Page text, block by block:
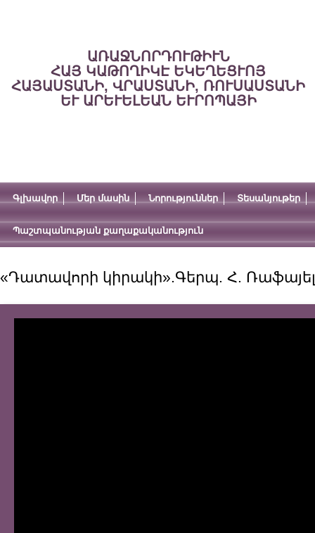
ԱՌԱՋՆՈՐԴՈՒԹԻՒՆ
ՀԱՅ ԿԱԹՈՂԻԿԷ ԵԿԵՂԵՑՒՈՅ
ՀԱՅԱՍՏԱՆԻ, ՎՐԱՍՏԱՆԻ, ՌՈՒՍԱՍՏԱՆԻ
ԵՒ ԱՐԵՒԵԼԵԱՆ ԵՒՐՈՊԱՅԻ
Գլխավոր Մեր մասին Նորություններ Տեսանյութեր
Պաշտպանության քաղաքականություն
«Դատավորի կիրակի».Գերպ. Հ.